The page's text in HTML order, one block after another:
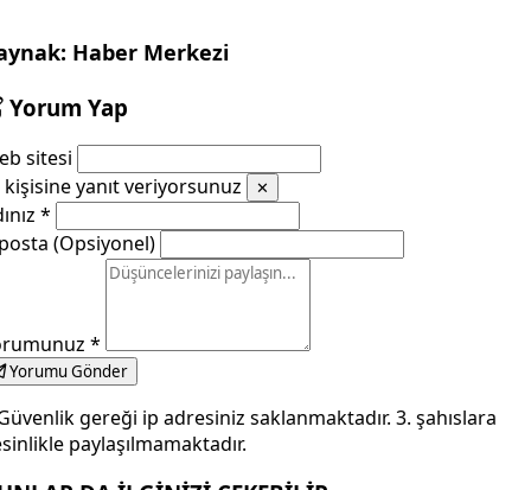
Haber Merkezi
Yorum Yap
sitesi
kişisine yanıt veriyorsunuz
✕
*
(Opsiyonel)
*
Yorumu Gönder
gereği ip adresiniz saklanmaktadır. 3. şahıslara
paylaşılmamaktadır.